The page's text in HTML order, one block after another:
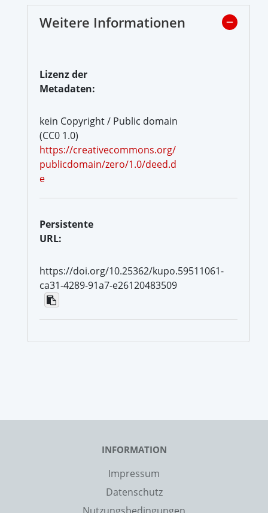
Weitere Informationen
Lizenz der
Metadaten:
kein Copyright / Public domain
(CC0 1.0)
https://creativecommons.org/
publicdomain/zero/1.0/deed.d
e
Persistente
URL:
https://doi.org/10.25362/kupo.59511061-
ca31-4289-91a7-e26120483509
INFORMATION
Impressum
Datenschutz